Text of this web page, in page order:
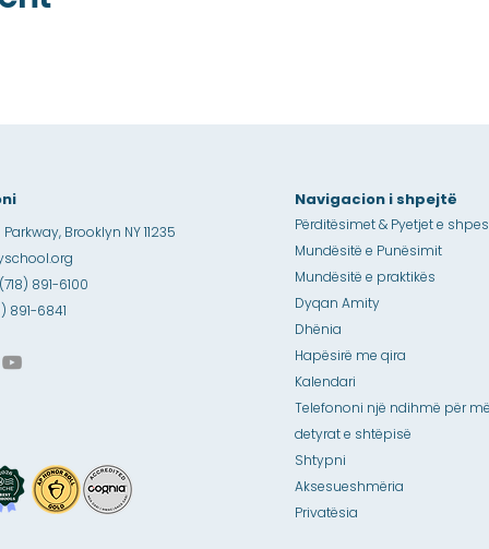
Brooklyn NY 11235
891-6100
891-6841
Navigacion i shpejtë
Përditësimet & Pyetjet e
Mundësitë e Punësimit
Mundësitë e praktikës
Dyqan Amity
Dhënia
Hapësirë me qira
Kalendari
Telefononi një ndihmë për
detyrat e shtëpisë
Shtypni
Aksesueshmëria
Privatësia